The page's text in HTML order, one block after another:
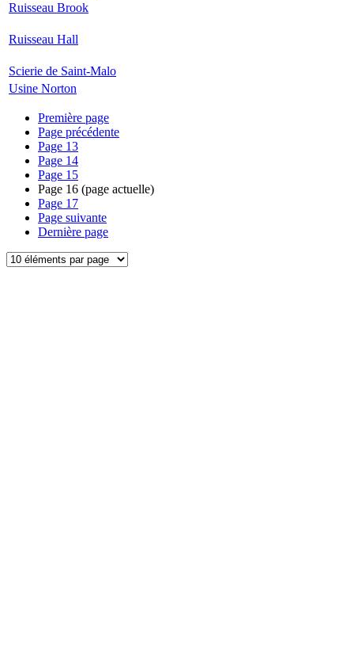
Ruisseau Brook
Ruisseau Hall
Scierie de Saint-Malo
Usine Norton
Première page
Page précédente
Page 13
Page 14
Page 15
Page 16 (page actuelle)
Page 17
Page suivante
Dernière page